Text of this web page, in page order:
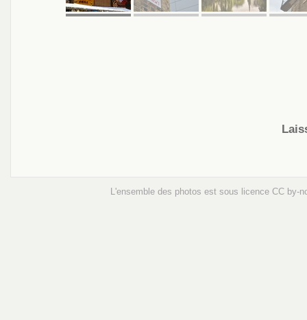
L'ensemble des photos est sous licence CC by-